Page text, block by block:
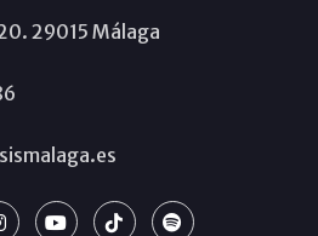
29015 Málaga